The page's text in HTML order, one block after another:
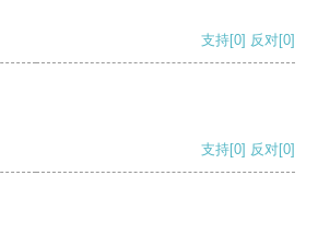
支持[0] 反对[0]
支持[0] 反对[0]